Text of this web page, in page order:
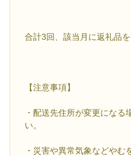
合計3回、該当月に返礼品を
【注意事項】
・配送先住所が変更になる
い。
・災害や異常気象などや